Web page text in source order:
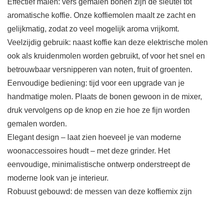
Effectief malen: vers gemalen bonen zijn de sleutel tot
aromatische koffie. Onze koffiemolen maalt ze zacht en
gelijkmatig, zodat zo veel mogelijk aroma vrijkomt.
Veelzijdig gebruik: naast koffie kan deze elektrische molen
ook als kruidenmolen worden gebruikt, of voor het snel en
betrouwbaar versnipperen van noten, fruit of groenten.
Eenvoudige bediening: tijd voor een upgrade van je
handmatige molen. Plaats de bonen gewoon in de mixer,
druk vervolgens op de knop en zie hoe ze fijn worden
gemalen worden.
Elegant design – laat zien hoeveel je van moderne
woonaccessoires houdt – met deze grinder. Het
eenvoudige, minimalistische ontwerp onderstreept de
moderne look van je interieur.
Robuust gebouwd: de messen van deze koffiemix zijn